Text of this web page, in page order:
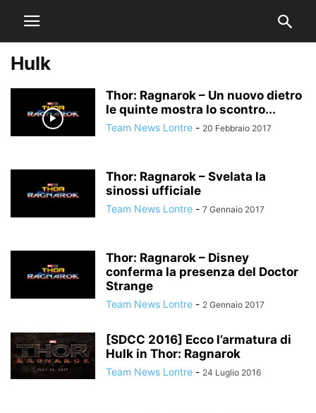
Hulk
Thor: Ragnarok – Un nuovo dietro
le quinte mostra lo scontro...
Team News Lontre - 20 Febbraio 2017
Thor: Ragnarok – Svelata la
sinossi ufficiale
Team News Lontre - 7 Gennaio 2017
Thor: Ragnarok – Disney
conferma la presenza del Doctor
Strange
Team News Lontre - 2 Gennaio 2017
[SDCC 2016] Ecco l’armatura di
Hulk in Thor: Ragnarok
Team News Lontre - 24 Luglio 2016